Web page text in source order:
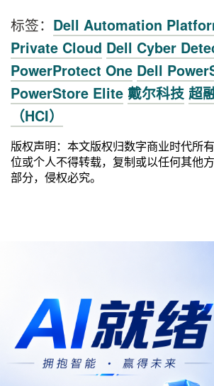
标签： Dell Automation
Private Cloud Dell Cyber
PowerProtect One Dell
PowerStore Elite 戴尔科技 超
（HCI）
版权声明：本文版权归数字商业时代所
位或个人不得转载，复制或以任何其他
部分，侵权必究。